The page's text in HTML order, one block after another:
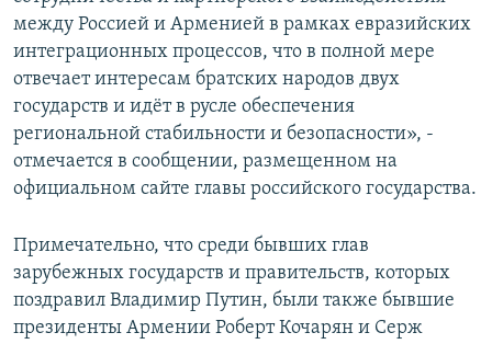
между Россией и Арменией в рамках евразийских
интеграционных процессов, что в полной мере
отвечает интересам братских народов двух
государств и идёт в русле обеспечения
региональной стабильности и безопасности», -
отмечается в сообщении, размещенном на
официальном сайте главы российского государства.
Примечательно, что среди бывших глав
зарубежных государств и правительств, которых
поздравил Владимир Путин, были также бывшие
президенты Армении Роберт Кочарян и Серж